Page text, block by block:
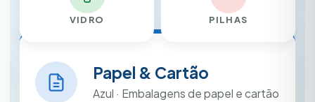
VIDRO PILHAS
Papel & Cartão
Azul · Embalagens de papel e cartão